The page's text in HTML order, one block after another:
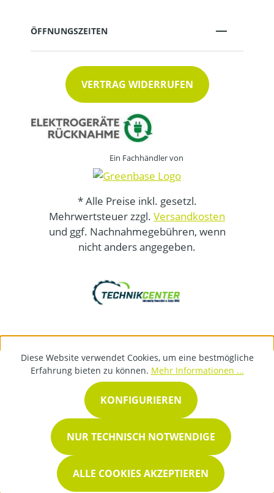
ÖFFNUNGSZEITEN
VERTRAG WIDERRUFEN
Ein Fachhändler von
* Alle Preise inkl. gesetzl.
Mehrwertsteuer zzgl. Versandkosten
und ggf. Nachnahmegebühren, wenn
nicht anders angegeben.
Diese Website verwendet Cookies, um eine bestmögliche
Erfahrung bieten zu können. Mehr Informationen ...
NUR TECHNISCH NOTWENDIGE
KONFIGURIEREN
ALLE COOKIES AKZEPTIEREN